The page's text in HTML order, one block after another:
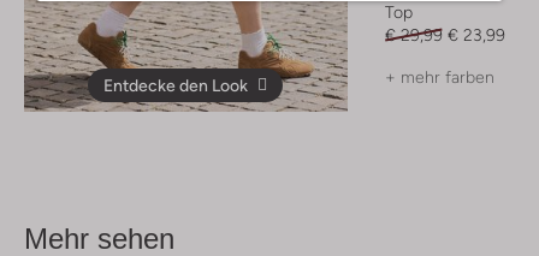
Entdecke den Look
Top
€ 29,99 € 23,99
+ mehr farben
Mehr sehen